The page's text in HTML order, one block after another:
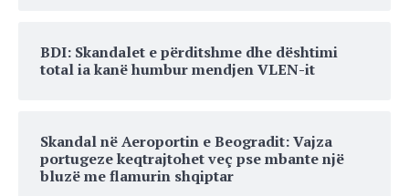
BDI: Skandalet e përditshme dhe dështimi
total ia kanë humbur mendjen VLEN-it
Skandal në Aeroportin e Beogradit: Vajza
portugeze keqtrajtohet veç pse mbante një
bluzë me flamurin shqiptar